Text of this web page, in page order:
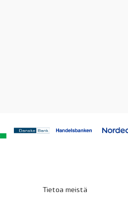
Tietoa meistä